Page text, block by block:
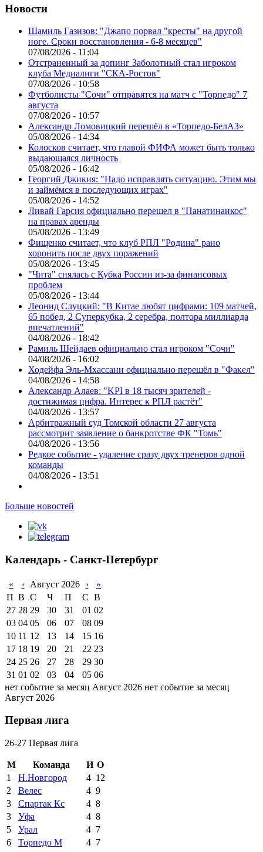
Новости
Шамиль Газизов: "Джапо порвал "кресты" на другой
ноге. Сроки восстановления - 6-8 месяцев"
07/08/2026 - 11:04
Отстраненный за допинг Заболотный стал игроком
клуба Медиалиги "СКА-Ростов"
07/08/2026 - 10:58
Футболисты "Сочи" отправятся на матч с "Торпедо" 7
августа
07/08/2026 - 10:57
Александр Ломовицкий перешёл в «Торпедо-БелАЗ»
05/08/2026 - 14:34
Колосков считает, что главой ФИФА может быть только
выдающаяся личность
05/08/2026 - 16:42
Георгий Джикия: "Надо исправлять ситуацию. Этим мы
и займёмся в последующих играх"
05/08/2026 - 14:52
Ливай Гарсия официально перешел в "Панатинаикос"
на правах аренды
05/08/2026 - 13:49
Фищенко считает, что клуб РПЛ "Родина" рано
хоронить после двух поражений
05/08/2026 - 13:45
"Чита" снялась с Кубка России из-за финансовых
проблем
05/08/2026 - 13:44
Леонид Слуцкий: "В Китае любят цифрами: 109 матчей,
65 побед, 2 Суперкубка, 2 серебра, полтора миллиарда
впечатлений"
04/08/2026 - 18:42
Рамиль Шейдаев официально стал игроком "Сочи"
04/08/2026 - 16:02
Ходейфа Эль-Мхассани официально перешёл в "Факел"
04/08/2026 - 14:58
Александр Алаев: "KPI в 18 тысяч зрителей -
достижимая цифра. Интерес к РПЛ растёт"
04/08/2026 - 13:57
Арбитражный суд Томской области 27 августа
рассмотрит заявление о банкротстве ФК "Томь"
04/08/2026 - 13:56
Редкое событие - удаление сразу двух тренеров одной
команды
04/08/2026 - 13:51
Больше новостей
Календарь - Санкт-Петербург
« ‹ Август 2026 ›
»
П В С Ч П С В
27 28 29 30 31 01 02
03 04 05 06 07 08 09
10 11 12 13 14 15 16
17 18 19 20 21 22 23
24 25 26 27 28 29 30
31 01 02 03 04 05 06
нет событие за месяц Август 2026 нет событие за месяц
Август 2026
Первая лига
26-27 Первая лига
М Команда И О
1
Н.Новгород 4 12
2
Велес 4 9
3
Спартак Кс 4 8
3
Уфа 4 8
5
Урал 4 7
6
Торпедо М 4 7